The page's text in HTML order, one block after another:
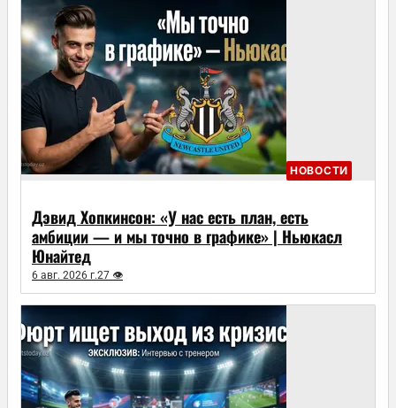
НОВОСТИ
Дэвид Хопкинсон: «У нас есть план, есть
амбиции — и мы точно в графике» | Ньюкасл
Юнайтед
6 авг. 2026 г.27 👁